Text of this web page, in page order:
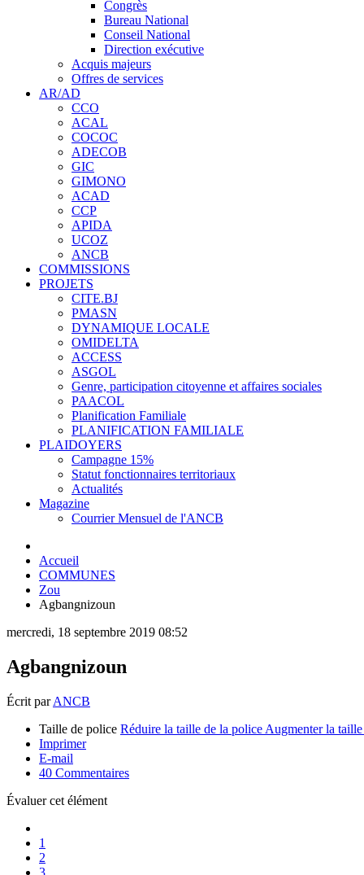
Congrès
Bureau National
Conseil National
Direction exécutive
Acquis majeurs
Offres de services
AR/AD
CCO
ACAL
COCOC
ADECOB
GIC
GIMONO
ACAD
CCP
APIDA
UCOZ
ANCB
COMMISSIONS
PROJETS
CITE.BJ
PMASN
DYNAMIQUE LOCALE
OMIDELTA
ACCESS
ASGOL
Genre, participation citoyenne et affaires sociales
PAACOL
Planification Familiale
PLANIFICATION FAMILIALE
PLAIDOYERS
Campagne 15%
Statut fonctionnaires territoriaux
Actualités
Magazine
Courrier Mensuel de l'ANCB
Accueil
COMMUNES
Zou
Agbangnizoun
mercredi, 18 septembre 2019 08:52
Agbangnizoun
Écrit parANCB
Taille de police Réduire la taille de la police Augmenter la
Imprimer
E-mail
40 Commentaires
Évaluer cet élément
1
2
3